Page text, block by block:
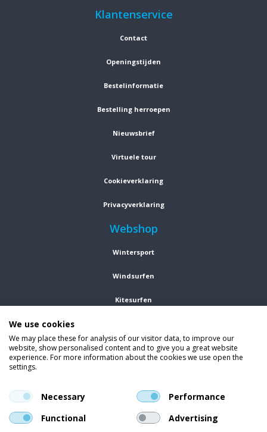
Klantenservice
Contact
Openingstijden
Bestelinformatie
Bestelling herroepen
Nieuwsbrief
Virtuele tour
Cookieverklaring
Privacyverklaring
Webshop
Wintersport
Windsurfen
Kitesurfen
Kleding
Vind ons op social media
En blijf op de hoogte van trends, aanbiedingen en kortingsacties.
We use cookies
We may place these for analysis of our visitor data, to improve our
website, show personalised content and to give you a great website
experience. For more information about the cookies we use open the
settings.
Necessary
Performance
Functional
Advertising